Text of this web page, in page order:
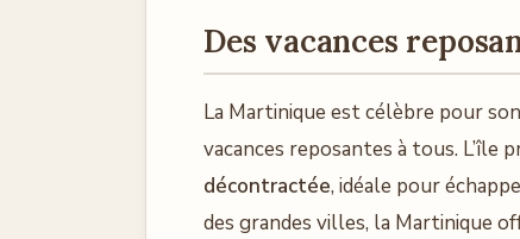
Des vacances
La Martinique est célèbre pour
vacances reposantes à tous. L’île
décontractée, idéale pour
des grandes villes, la Martinique